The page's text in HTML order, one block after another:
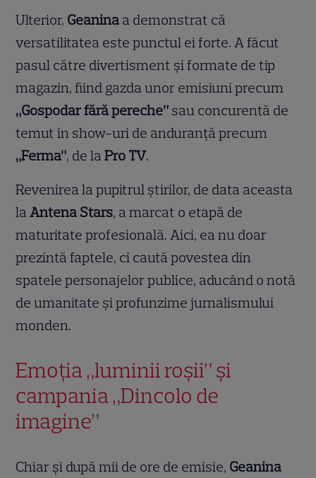
Ulterior, Geanina a demonstrat că
versatilitatea este punctul ei forte. A făcut
pasul către divertisment și formate de tip
magazin, fiind gazda unor emisiuni precum
„Gospodar fără pereche” sau concurentă de
temut în show-uri de anduranță precum
„Ferma”, de laPro TV.
Revenirea la pupitrul știrilor, de data aceasta
laAntena Stars, a marcat o etapă de
maturitate profesională. Aici, ea nu doar
prezintă faptele, ci caută povestea din
spatele personajelor publice, aducând o notă
de umanitate și profunzime jurnalismului
monden.
Emoția „luminii roșii” și
campania „Dincolo de
imagine”
Chiar și după mii de ore de emisie, Geanina